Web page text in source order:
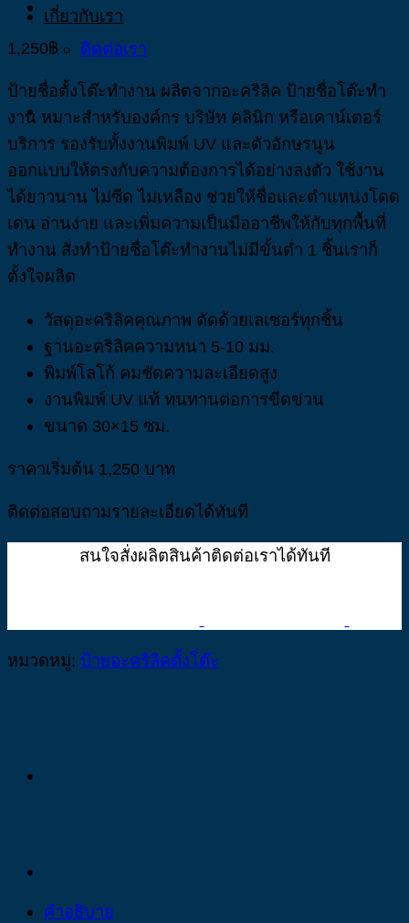
เกี่ยวกับเรา
ติดต่อเรา
1,250฿
ป้ายชื่อตั้งโต๊ะทำงาน ผลิตจากอะคริลิค ป้ายชื่อโต๊ะทํา
งาน หมาะสำหรับองค์กร บริษัท คลินิก หรือเคาน์เตอร์
บริการ รองรับทั้งงานพิมพ์ UV และตัวอักษรนูน
ออกแบบให้ตรงกับความต้องการได้อย่างลงตัว ใช้งาน
ได้ยาวนาน ไม่ซีด ไม่เหลือง ช่วยให้ชื่อและตำแหน่งโดด
เด่น อ่านง่าย และเพิ่มความเป็นมืออาชีพให้กับทุกพื้นที่
ทำงาน สั่งทำป้ายชื่อโต๊ะทำงานไม่มีขั้นต่ำ 1 ชิ้นเราก็
ตั้งใจผลิต
วัสดุอะคริลิคคุณภาพ ตัดด้วยเลเซอร์ทุกชิ้น
ฐานอะคริลิคความหนา 5-10 มม.
พิมพ์โลโก้ คมชัดความละเอียดสูง
งานพิมพ์ UV แท้ ทนทานต่อการขีดข่วน
ขนาด 30×15 ซม.
ราคาเริ่มต้น 1,250 บาท
ติดต่อสอบถามรายละเอียดได้ทันที
สนใจสั่งผลิตสินค้าติดต่อเราได้ทันที
หมวดหมู่: ป้ายอะคริลิคตั้งโต๊ะ
คำอธิบาย